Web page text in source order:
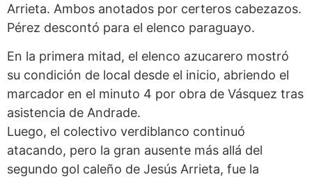
Arrieta. Ambos anotados por certeros cabezazos.
Pérez descontó para el elenco paraguayo.
En la primera mitad, el elenco azucarero mostró
su condición de local desde el inicio, abriendo el
marcador en el minuto 4 por obra de Vásquez tras
asistencia de Andrade.
Luego, el colectivo verdiblanco continuó
atacando, pero la gran ausente más allá del
segundo gol caleño de Jesús Arrieta, fue la